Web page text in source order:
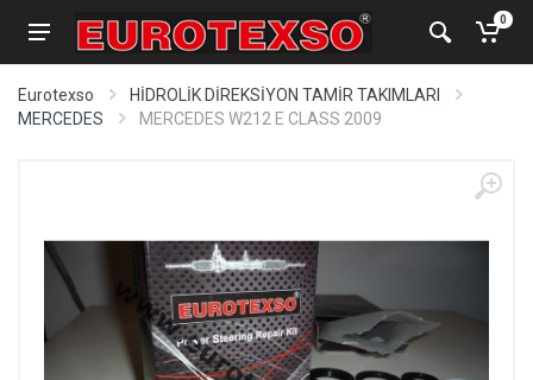
0
Eurotexso
HİDROLİK DİREKSİYON TAMİR TAKIMLARI
MERCEDES
MERCEDES W212 E CLASS 2009